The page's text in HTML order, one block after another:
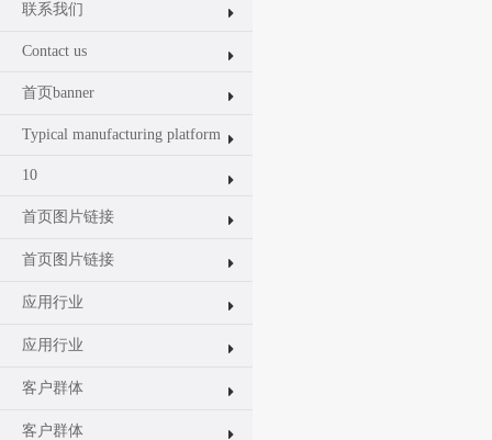
联系我们
Contact us
首页banner
Typical manufacturing platform
10
首页图片链接
首页图片链接
应用行业
应用行业
客户群体
客户群体